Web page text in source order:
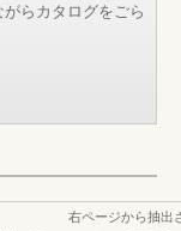
らカタログをごら
右ページから抽出